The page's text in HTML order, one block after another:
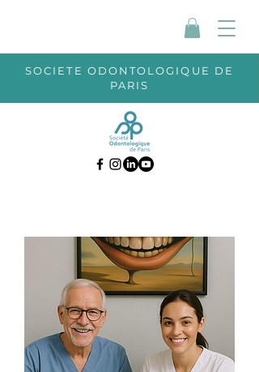
SOCIETE ODONTOLOGIQUE DE
PARIS